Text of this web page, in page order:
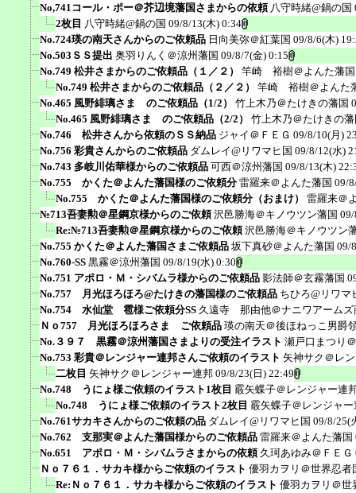
No,741コール・ポー＠芥辺境藩国さまからの依頼 八守時緒@鍋の国
2枚目 八守時緒@鍋の国 09/8/13(木) 0:34
No.724瑛の南天さんからのご依頼品 日向美弥＠紅葉国 09/8/6(木)
No.503ＳＳ提出 奥羽りんく＠涼州藩国 09/8/7(金) 0:15
No.749 松井さまからのご依頼品（１／２）
竿崎 裕樹＠よんた藩国
No.749 松井さまからのご依頼品（２／２）
竿崎 裕樹＠よんた
No.465 風野緋璃さま のご依頼品（1/2）
竹上木乃＠たけきの藩国
No.465 風野緋璃さま のご依頼品（2/2）
竹上木乃＠たけきの
No.746 松井さんから依頼のＳＳ納品 ジャイ＠ＦＥＧ 09/8/10(月)
No.756 彩貴さんからのご依頼品 ダムレイ@リワマヒ国 09/8/12(水)
No.743 多岐川佑華様からのご依頼品 可西＠涼州藩国 09/8/13(木)
No.755 かくた＠よんた藩国様のご依頼分 雷羅来＠よんた藩国 09/
No.755 かくた＠よんた藩国様のご依頼分（おまけ）
雷羅来＠
№713吾妻勲＠星鋼京様からのご依頼 沢邑勝海＠キノウツン藩国
Re:№713吾妻勲＠星鋼京様からのご依頼 沢邑勝海＠キノウツン
No.755 かくた＠よんた藩国さまご依頼品 坂下真砂＠よんた藩国 09/
No.760-SS 黒霧＠涼州藩国 09/8/19(水) 0:30
No.751 アポロ・Ｍ・シバムラ様からのご依頼品 影法師＠玄霧藩国
No.757 月光ほろほろ@たけきの藩国様のご依頼品 ちひろ@リワマ
No.754 水仙堂 雹様ご依頼分SS 久遠寺 那由他＠ナニワアームズ
Ｎｏ757 月光ほろほろさま ご依頼品 瑛の南天＠後ほねっこ男爵
No.３９７ 黒霧＠涼州藩国さまよりの受注イラスト 瀬戸口まつり
No.753 彩貴＠レンジャー連邦さんご依頼のイラスト 矢神サク＠レ
二枚目 矢神サク＠レンジャー連邦 09/8/23(日) 22:49
No.748 うにょ様ご依頼のイラスト1枚目 霰矢蝶子＠レンジャー連
No.748 うにょ様ご依頼のイラスト2枚目 霰矢蝶子＠レンジャー
No.761サカキさんからのご依頼の品 ダムレイ@リワマヒ国 09/8/25(
No.762 支那実＠よんた藩国様からのご依頼品 雷羅来＠よんた藩国
No.651 アポロ・Ｍ・シバムラさまからの依頼 久珂あゆみ＠ＦＥＧ
Ｎｏ７６１．サカキ様からご依頼のイラスト 優羽カヲリ＠世界忍者
Re:Ｎｏ７６１．サカキ様からご依頼のイラスト 優羽カヲリ＠世